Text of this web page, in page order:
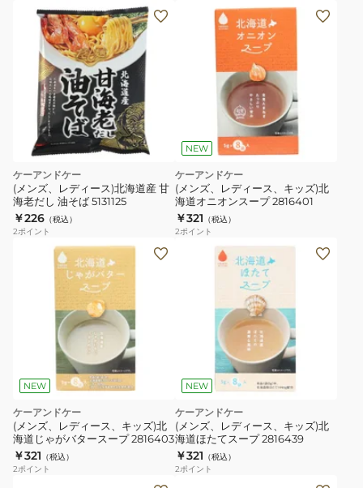
ケーアンドケー
(メンズ、レディース)北海道産 甘
海老だし 油そば 5131125
￥226 （税込）
2ポイント
NEW
ケーアンドケー
(メンズ、レディース、キッズ)北
海道オニオンスープ 2816401
￥321 （税込）
2ポイント
NEW
ケーアンドケー
(メンズ、レディース、キッズ)北
海道じゃがバタースープ 2816403
￥321 （税込）
2ポイント
NEW
ケーアンドケー
(メンズ、レディース、キッズ)北
海道ほたてスープ 2816439
￥321 （税込）
2ポイント